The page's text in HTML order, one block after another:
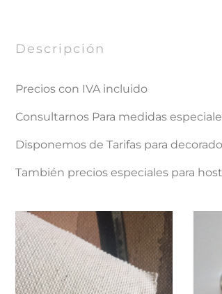
Descripción
Precios con IVA incluido
Consultarnos Para medidas
Disponemos de Tarifas para
También precios especiales para